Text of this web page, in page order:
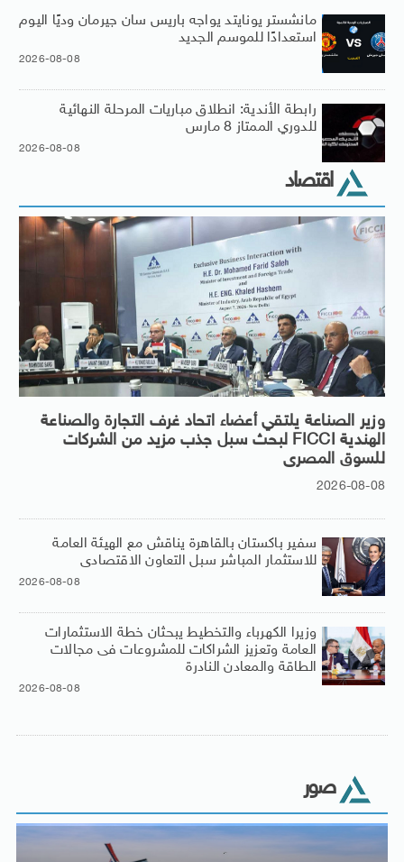
مانشستر يونايتد يواجه باريس سان جيرمان وديًا اليوم
استعدادًا للموسم الجديد
2026-08-08
رابطة الأندية: انطلاق مباريات المرحلة النهائية
للدوري الممتاز 8 مارس
2026-08-08
اقتصاد
وزير الصناعة يلتقي أعضاء اتحاد غرف التجارة والصناعة
الهندية FICCI لبحث سبل جذب مزيد من الشركات
للسوق المصرى
2026-08-08
سفير باكستان بالقاهرة يناقش مع الهيئة العامة
للاستثمار المباشر سبل التعاون الاقتصادى
2026-08-08
وزيرا الكهرباء والتخطيط يبحثان خطة الاستثمارات
العامة وتعزيز الشراكات للمشروعات فى مجالات
الطاقة والمعادن النادرة
2026-08-08
صور